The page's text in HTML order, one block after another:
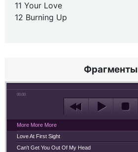
11 Your Love
12 Burning Up
Фрагменты
00:00
More More More
Love At First Sight
Can't Get You Out Of My Head